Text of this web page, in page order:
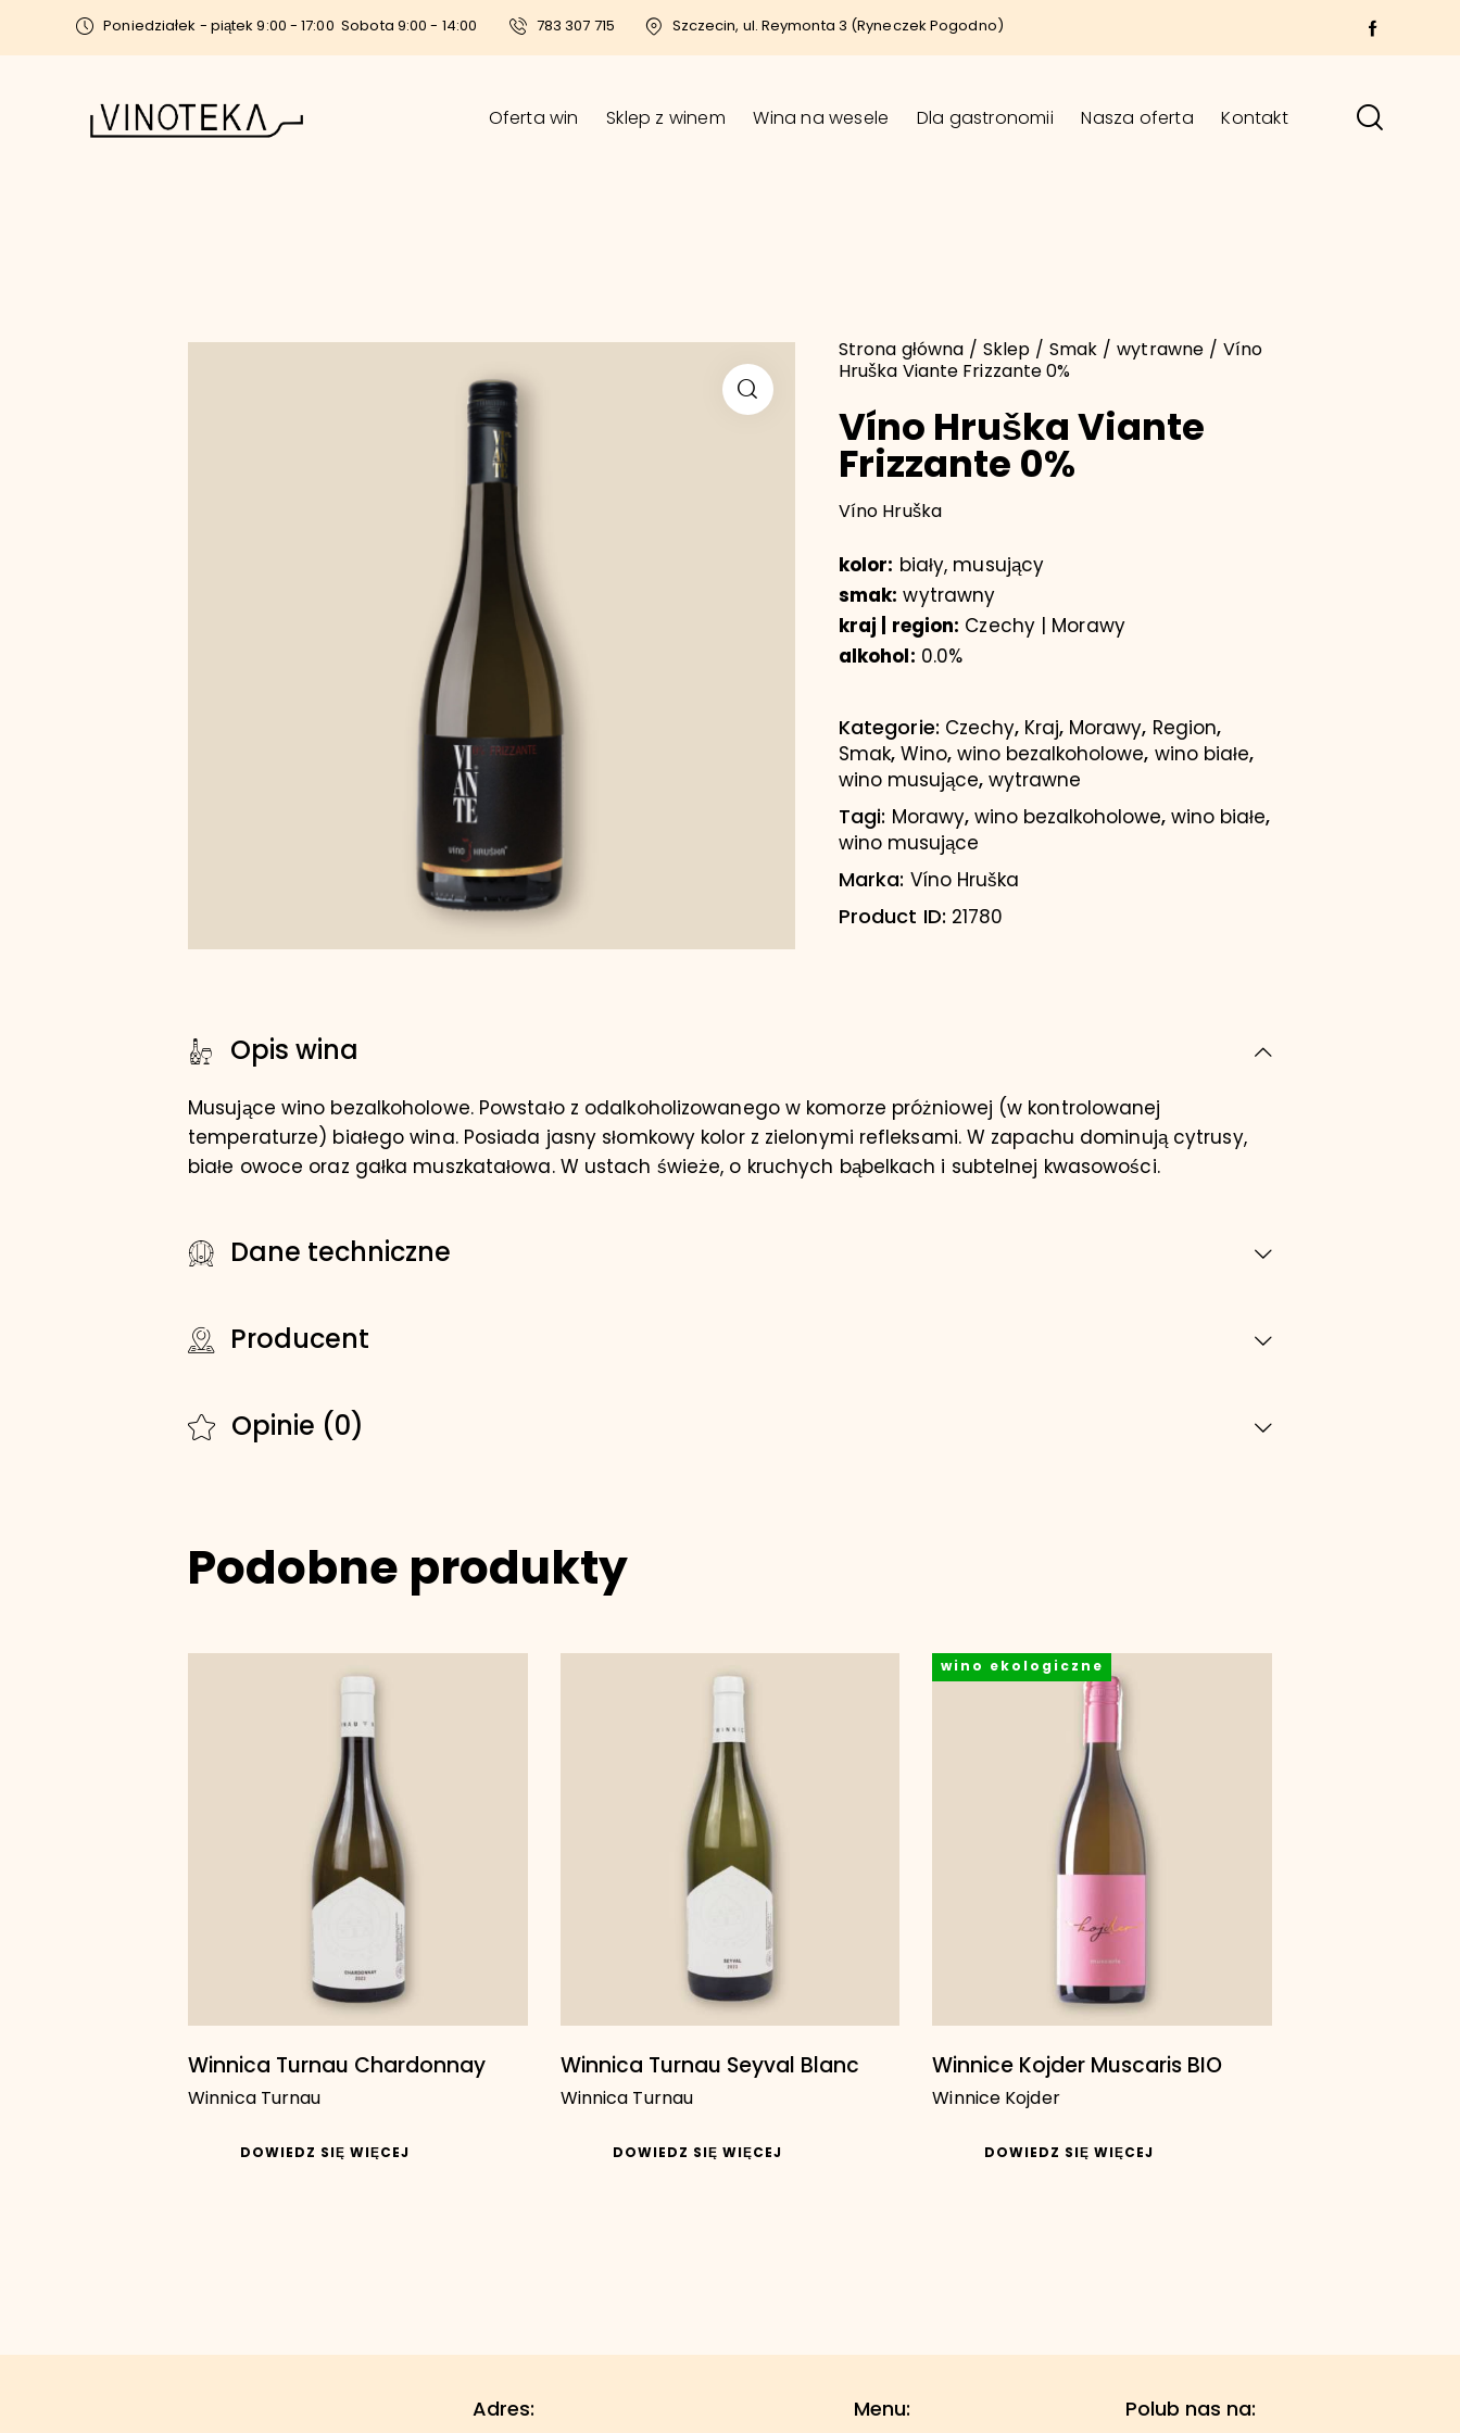
Poniedziałek - piątek 9:00 - 17:00 Sobota 9:00 - 14:00 783 307 715 Szczecin, ul. Reymonta 3 (Ryneczek Pogodno)
Oferta win Sklep z winem Wina na wesele Dla gastronomii Nasza oferta Kontakt
Strona główna Sklep Smak wytrawne Víno
Hruška Viante Frizzante 0%
Víno Hruška Viante
Frizzante 0%
Víno Hruška
kolor: biały, musujący
smak: wytrawny
kraj | region: Czechy | Morawy
alkohol: 0.0%
Kategorie: Czechy, Kraj, Morawy, Region,
Smak,Wino,wino bezalkoholowe, wino białe,
wino musujące,wytrawne
Tagi: Morawy,wino bezalkoholowe,wino białe,
wino musujące
Marka: Víno Hruška
Product ID: 21780
Opis wina
Musujące wino bezalkoholowe. Powstało z odalkoholizowanego w komorze próżniowej (w kontrolowanej
temperaturze) białego wina. Posiada jasny słomkowy kolor z zielonymi refleksami. W zapachu dominują cytrusy,
białe owoce oraz gałka muszkatałowa. W ustach świeże, o kruchych bąbelkach i subtelnej kwasowości.
Dane techniczne
Producent
Opinie (0)
Podobne produkty
Winnica Turnau Chardonnay
Winnica Turnau
DOWIEDZ SIĘ WIĘCEJ
Winnica Turnau Seyval Blanc
Winnica Turnau
DOWIEDZ SIĘ WIĘCEJ
wino ekologiczne
Winnice Kojder Muscaris BIO
Winnice Kojder
DOWIEDZ SIĘ WIĘCEJ
Adres: Menu: Polub nas na: